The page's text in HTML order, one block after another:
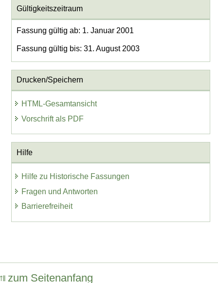
Gültigkeitszeitraum
Fassung gültig ab: 1. Januar 2001
Fassung gültig bis: 31. August 2003
Drucken/Speichern
HTML-Gesamtansicht
Vorschrift als PDF
Hilfe
Hilfe zu Historische Fassungen
Fragen und Antworten
Barrierefreiheit
zum Seitenanfang